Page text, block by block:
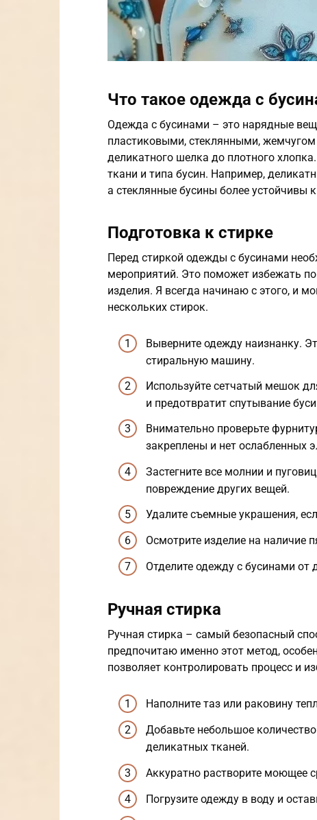
Что такое одежда с
Одежда с бусинами – это нарядные
пластиковыми, стеклянными,
деликатного шелка до плотного
ткани и типа бусин. Например,
а стеклянные бусины более устойчивы
Подготовка к стирке
Перед стиркой одежды с бусинами
мероприятий. Это поможет избежать
изделия. Я всегда начинаю с этого, и
нескольких стирок.
Выверните одежду наизнанку.
стиральную машину.
Используйте сетчатый мешок
и предотвратит спутывание
Внимательно проверьте
закреплены и нет ослабленных
Застегните все молнии и
повреждение других вещей.
Удалите съемные украшения,
Осмотрите изделие на наличие
Отделите одежду с бусинами от
Ручная стирка
Ручная стирка – самый безопасный
предпочитаю именно этот метод,
позволяет контролировать процесс и
Наполните таз или раковину
Добавьте небольшое
деликатных тканей.
Аккуратно растворите моющее
Погрузите одежду в воду и